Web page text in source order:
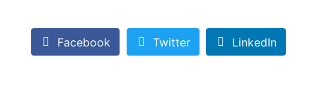
Facebook Twitter LinkedIn